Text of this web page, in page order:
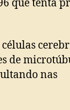
que tenta
de
nas